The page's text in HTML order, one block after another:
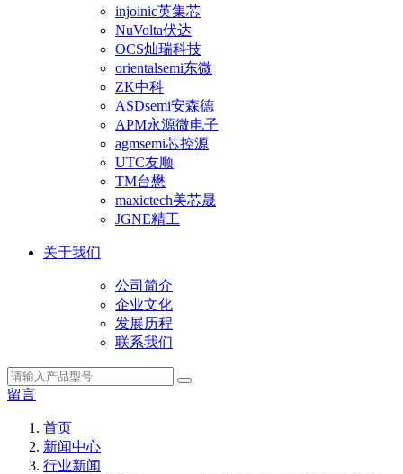
injoinic英集芯
NuVolta伏达
OCS灿瑞科技
orientalsemi东微
ZK中科
ASDsemi安森德
APM永源微电子
agmsemi芯控源
UTC友顺
TM台懋
maxictech美芯晟
JGNE精工
关于我们
公司简介
企业文化
发展历程
联系我们
留言
首页
新闻中心
行业新闻